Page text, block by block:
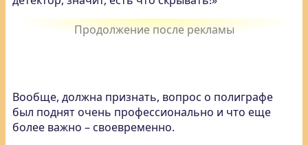
Вообще, должна признать, вопрос о полиграфе
был поднят очень профессионально и что еще
более важно – своевременно.